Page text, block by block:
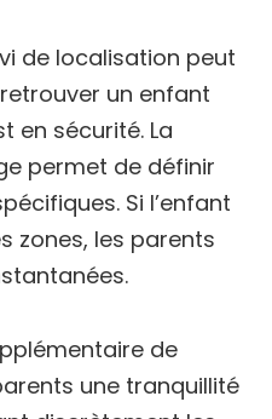
de localisation peut
un enfant
en sécurité. La
permet de définir
Si l’enfant
zones, les parents
de
une tranquillité